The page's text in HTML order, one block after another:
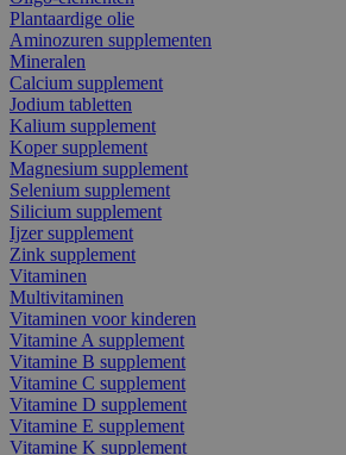
Plantaardige olie
Aminozuren supplementen
Mineralen
Calcium supplement
Jodium tabletten
Kalium supplement
Koper supplement
Magnesium supplement
Selenium supplement
Silicium supplement
Ijzer supplement
Zink supplement
Vitaminen
Multivitaminen
Vitaminen voor kinderen
Vitamine A supplement
Vitamine B supplement
Vitamine C supplement
Vitamine D supplement
Vitamine E supplement
Vitamine K supplement